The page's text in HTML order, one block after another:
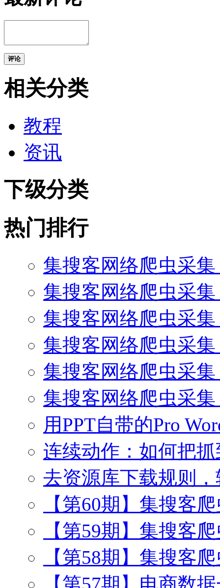
评论
相关分类
教程
资讯
下级分类
热门排行
集搜客网络爬虫采
集搜客网络爬虫采
集搜客网络爬虫采
集搜客网络爬虫采
集搜客网络爬虫采
集搜客网络爬虫采
用PPT自带的Pro
连续动作：如何把
去资源库下载规则
【第60期】集搜客
【第59期】集搜客
【第58期】集搜客